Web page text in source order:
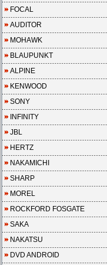
FOCAL
AUDITOR
MOHAWK
BLAUPUNKT
ALPINE
KENWOOD
SONY
INFINITY
JBL
HERTZ
NAKAMICHI
SHARP
MOREL
ROCKFORD FOSGATE
SAKA
NAKATSU
DVD ANDROID